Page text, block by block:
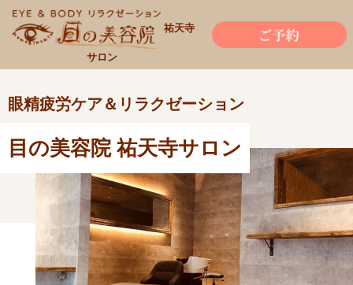
祐天寺
サロン
眼精疲労ケア＆リラクゼーション
目の美容院 祐天寺サロン